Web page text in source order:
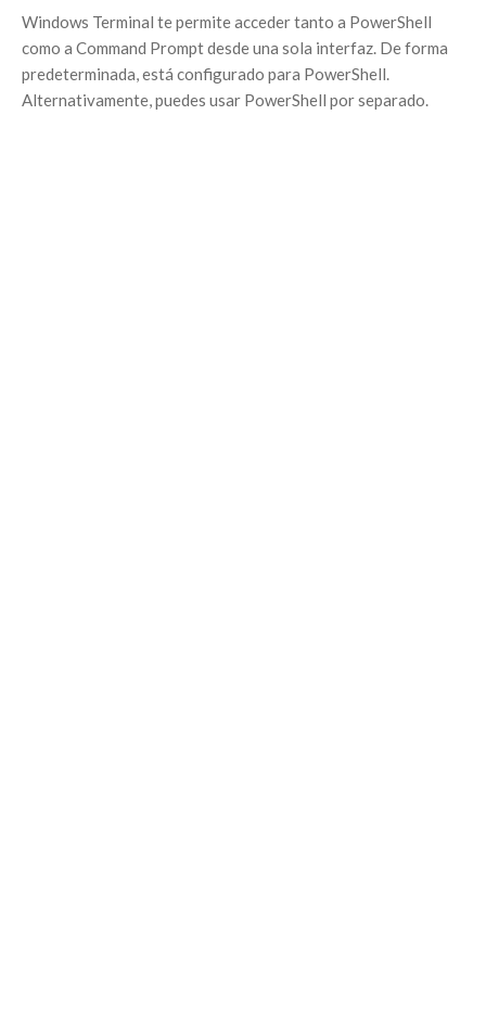
Windows Terminal te permite acceder tanto a PowerShell
como a Command Prompt desde una sola interfaz. De forma
predeterminada, está configurado para PowerShell.
Alternativamente, puedes usar PowerShell por separado.